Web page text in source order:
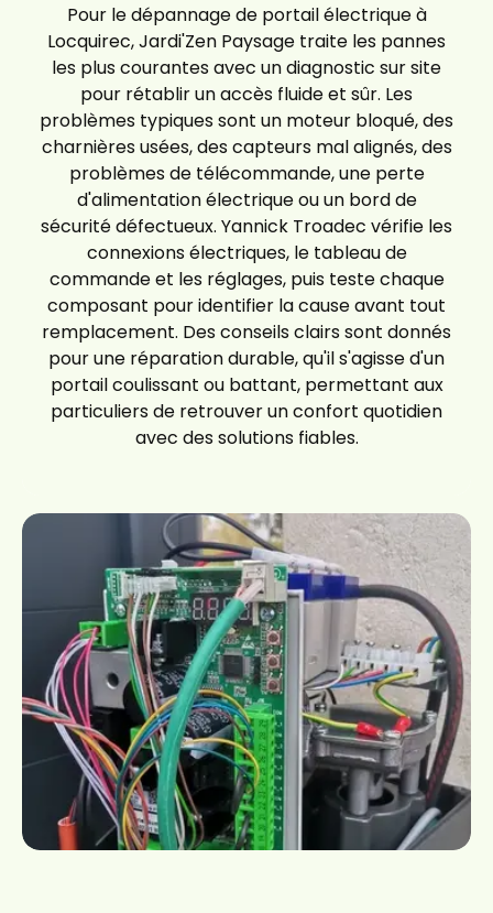
Pour le dépannage de portail électrique à
Locquirec, Jardi'Zen Paysage traite les pannes
les plus courantes avec un diagnostic sur site
pour rétablir un accès fluide et sûr. Les
problèmes typiques sont un moteur bloqué, des
charnières usées, des capteurs mal alignés, des
problèmes de télécommande, une perte
d'alimentation électrique ou un bord de
sécurité défectueux. Yannick Troadec vérifie les
connexions électriques, le tableau de
commande et les réglages, puis teste chaque
composant pour identifier la cause avant tout
remplacement. Des conseils clairs sont donnés
pour une réparation durable, qu'il s'agisse d'un
portail coulissant ou battant, permettant aux
particuliers de retrouver un confort quotidien
avec des solutions fiables.